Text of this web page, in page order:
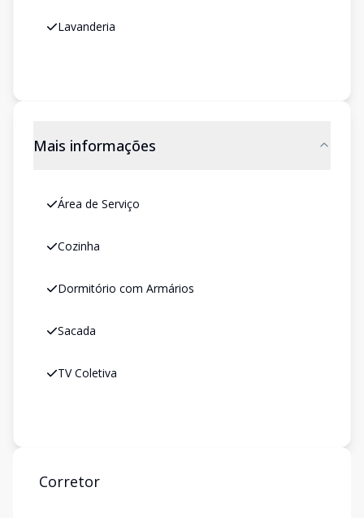
Lavanderia
Mais informações
Área de Serviço
Cozinha
Dormitório com Armários
Sacada
TV Coletiva
Corretor